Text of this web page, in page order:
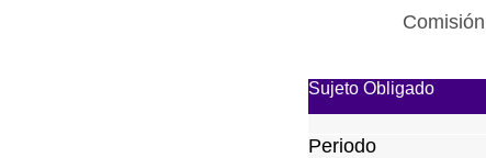
Sujeto Obligado
Periodo